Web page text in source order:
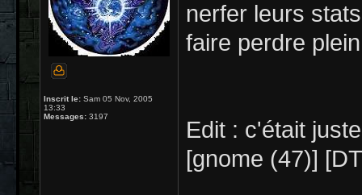
Inscrit le: Sam 05 Nov, 2005
13:33
Messages: 3197
nerfer leurs
faire perdre
Edit : c'était
[gnome (47)]